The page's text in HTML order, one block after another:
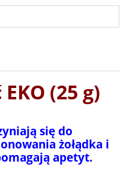
kosztów płatności
(25 g)
się do
żołądka i
apetyt.